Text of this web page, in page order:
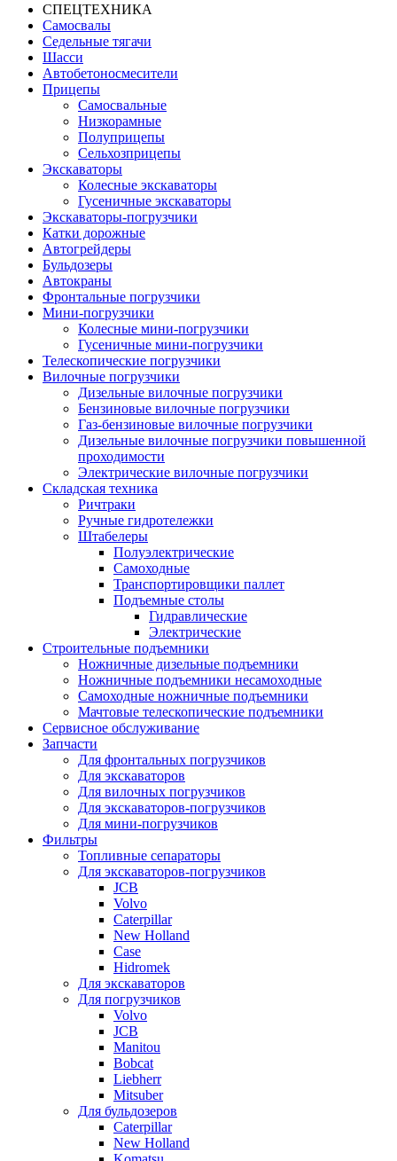
СПЕЦТЕХНИКА
Самосвалы
Седельные тягачи
Шасси
Автобетоно­смесители
Прицепы
Самосвальные
Низкорамные
Полуприцепы
Сельхозприцепы
Экскаваторы
Колесные экскаваторы
Гусеничные экскаваторы
Экскаваторы-погрузчики
Катки дорожные
Автогрейдеры
Бульдозеры
Автокраны
Фронтальные погрузчики
Мини-погрузчики
Колесные мини-погрузчики
Гусеничные мини-погрузчики
Телескопические погрузчики
Вилочные погрузчики
Дизельные вилочные погрузчики
Бензиновые вилочные погрузчики
Газ-бензиновые вилочные погрузчики
Дизельные вилочные погрузчики повышенной
проходимости
Электрические вилочные погрузчики
Складская техника
Ричтраки
Ручные гидротележки
Штабелеры
Полуэлектрические
Самоходные
Транспортировщики паллет
Подъемные столы
Гидравлические
Электрические
Строительные подъемники
Ножничные дизельные подъемники
Ножничные подъемники несамоходные
Самоходные ножничные подъемники
Мачтовые телескопические подъемники
Сервисное обслуживание
Запчасти
Для фронтальных погрузчиков
Для экскаваторов
Для вилочных погрузчиков
Для экскаваторов-погрузчиков
Для мини-погрузчиков
Фильтры
Топливные сепараторы
Для экскаваторов-погрузчиков
JCB
Volvo
Caterpillar
New Holland
Case
Hidromek
Для экскаваторов
Для погрузчиков
Volvo
JCB
Manitou
Bobcat
Liebherr
Mitsuber
Для бульдозеров
Caterpillar
New Holland